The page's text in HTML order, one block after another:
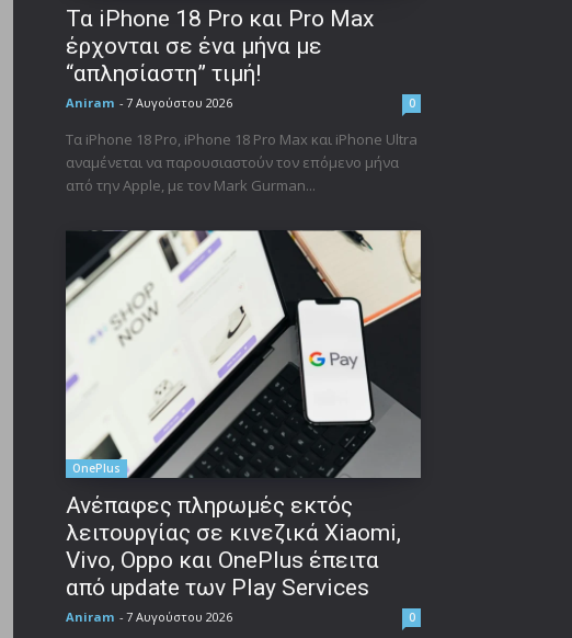
Τα iPhone 18 Pro και Pro Max
έρχονται σε ένα μήνα με
“απλησίαστη” τιμή!
Aniram - 7 Αυγούστου 2026 0
Τα iPhone 18 Pro, iPhone 18 Pro Max και iPhone Ultra
αναμένεται να παρουσιαστούν τον επόμενο μήνα
από την Apple, με τον Mark Gurman...
OnePlus
Ανέπαφες πληρωμές εκτός
λειτουργίας σε κινεζικά Xiaomi,
Vivo, Oppo και OnePlus έπειτα
από update των Play Services
Aniram - 7 Αυγούστου 2026 0